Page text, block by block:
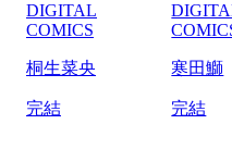
DIGITAL
COMICS
桐生菜央
完結
寒田鰤
完結